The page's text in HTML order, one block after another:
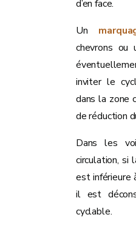
d’en face.
Un
chevrons ou
inviter le
dans la zone
de réduction
Dans les
circulation, si
est inférieure
il est
cyclable.